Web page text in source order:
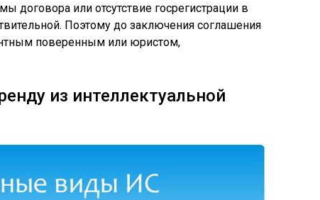
договора или отсутствие госрегистрации в
Поэтому до заключения соглашения
поверенным или юристом,
из интеллектуальной